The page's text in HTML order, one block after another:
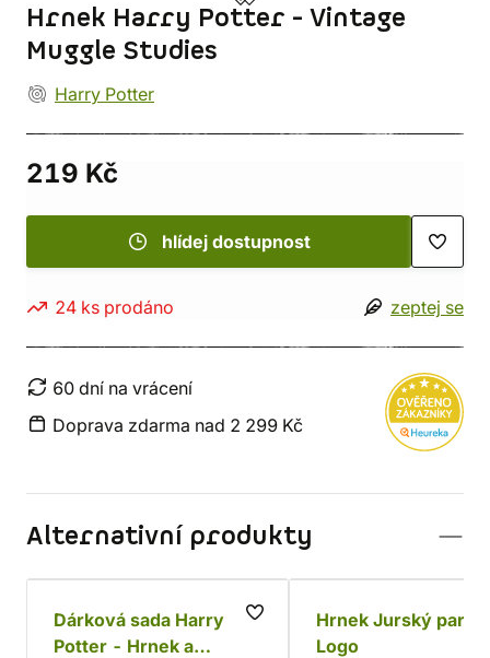
Hrnek Harry Potter - Vintage
Muggle Studies
Harry Potter
219 Kč
hlídej dostupnost
24 ks prodáno zeptej se
60 dní na vrácení
Doprava zdarma nad 2 299 Kč
Alternativní produkty
Dárková sada Harry
Potter - Hrnek a
Hrnek Jurský park -
Logo